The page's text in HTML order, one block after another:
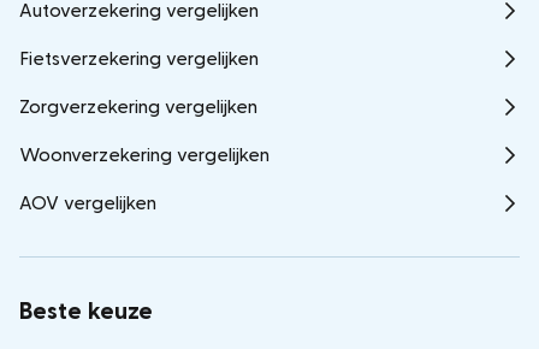
Autoverzekering vergelijken
Fietsverzekering vergelijken
Zorgverzekering vergelijken
Woonverzekering vergelijken
AOV vergelijken
Beste keuze